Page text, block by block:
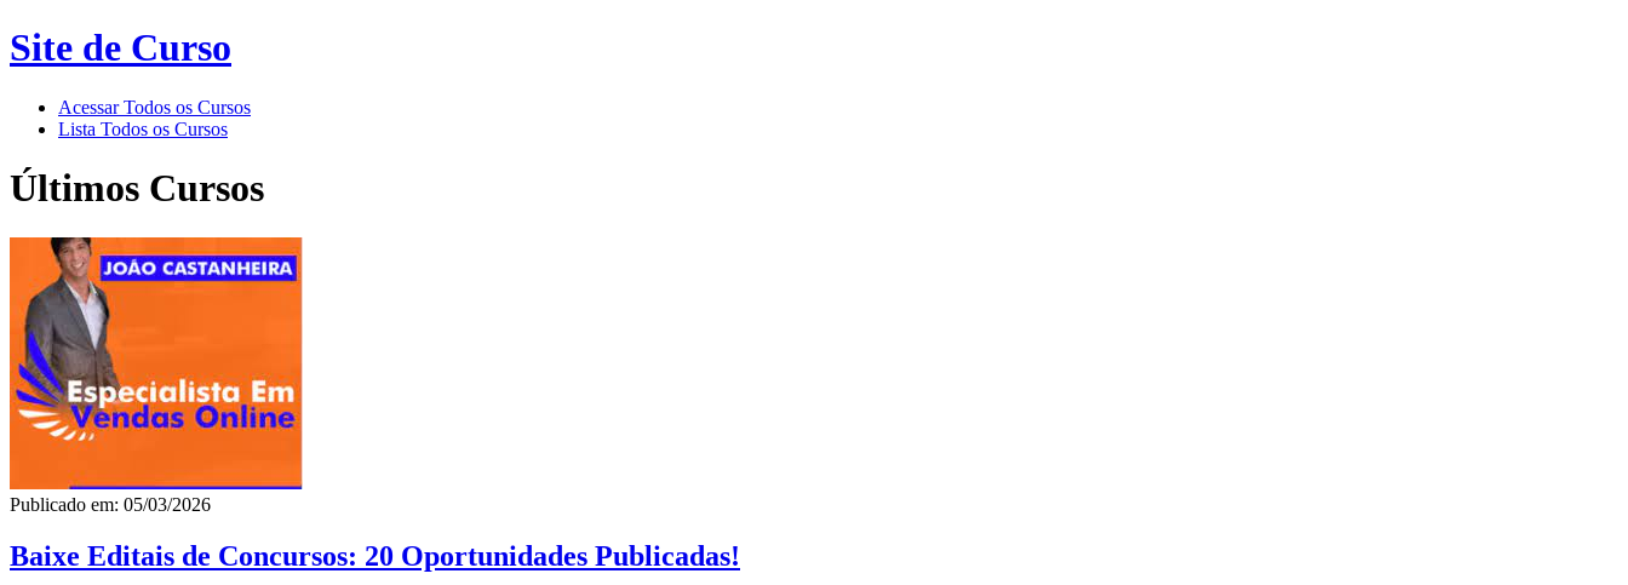
Site de Curso
Acessar Todos os Cursos
Lista Todos os Cursos
Últimos Cursos
Publicado em: 05/03/2026
Baixe Editais de Concursos: 20 Oportunidades Publicadas!